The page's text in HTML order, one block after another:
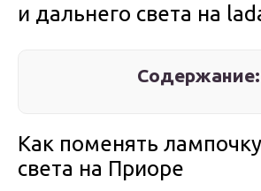
и дальнего света на
Содержание:
Как поменять
света на Приоре